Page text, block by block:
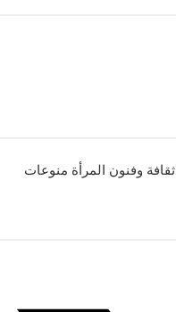
ثقافة وفنون المرأة منوعات